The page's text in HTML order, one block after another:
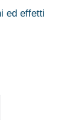
ed effetti